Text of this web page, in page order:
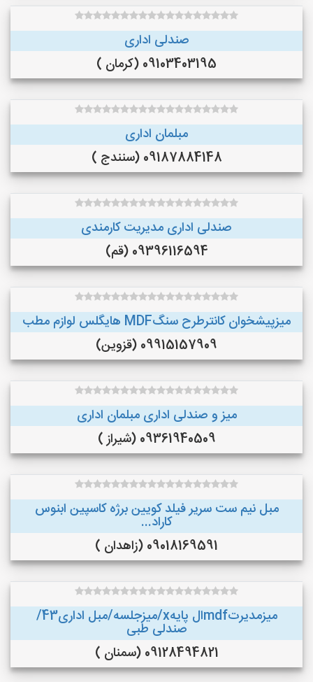
صندلی اداری
09103403195 (کرمان )
مبلمان اداری
09187884148 (سنندج )
صندلی اداری مدیریت کارمندی
09396116594 (قم)
میزپیشخوان کانترطرح سنگMDF هایگلس لوازم مطب
09915157909 (قزوین)
میز و صندلی اداری مبلمان اداری
09361940509 (شیراز )
مبل نیم ست سریر فیلد کویین برژه کاسپین ابنوس
کاراد...
09018169591 (زاهدان )
میزمدیرتmdfال پایهx/میزجلسه/مبل اداری43/
صندلی طبی
09128494821 (سمنان )